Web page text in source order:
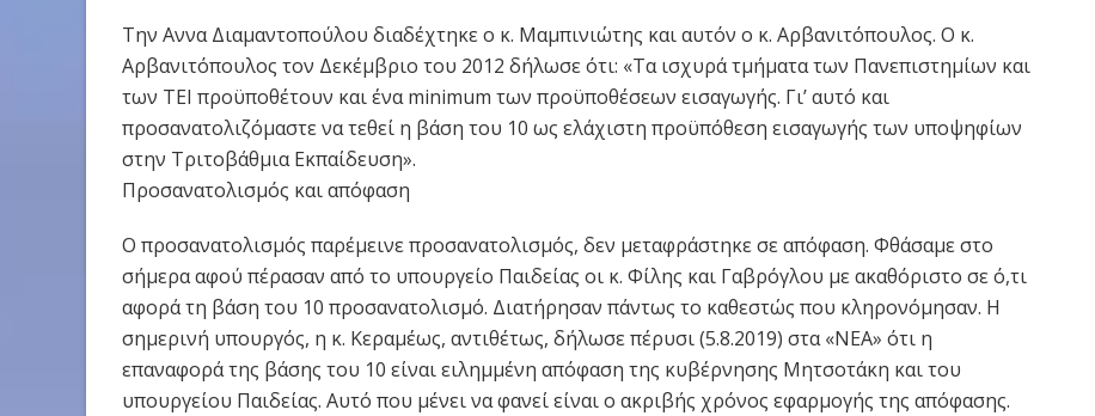
Την Αννα Διαμαντοπούλου διαδέχτηκε ο κ. Μαμπινιώτης και αυτόν ο κ. Αρβανιτόπουλος. Ο κ.
Αρβανιτόπουλος τον Δεκέμβριο του 2012 δήλωσε ότι: «Τα ισχυρά τμήματα των Πανεπιστημίων και
των ΤΕΙ προϋποθέτουν και ένα minimum των προϋποθέσεων εισαγωγής. Γι’ αυτό και
προσανατολιζόμαστε να τεθεί η βάση του 10 ως ελάχιστη προϋπόθεση εισαγωγής των υποψηφίων
στην Τριτοβάθμια Εκπαίδευση».
Προσανατολισμός και απόφαση
Ο προσανατολισμός παρέμεινε προσανατολισμός, δεν μεταφράστηκε σε απόφαση. Φθάσαμε στο
σήμερα αφού πέρασαν από το υπουργείο Παιδείας οι κ. Φίλης και Γαβρόγλου με ακαθόριστο σε ό,τι
αφορά τη βάση του 10 προσανατολισμό. Διατήρησαν πάντως το καθεστώς που κληρονόμησαν. Η
σημερινή υπουργός, η κ. Κεραμέως, αντιθέτως, δήλωσε πέρυσι (5.8.2019) στα «ΝΕΑ» ότι η
επαναφορά της βάσης του 10 είναι ειλημμένη απόφαση της κυβέρνησης Μητσοτάκη και του
υπουργείου Παιδείας. Αυτό που μένει να φανεί είναι ο ακριβής χρόνος εφαρμογής της απόφασης.